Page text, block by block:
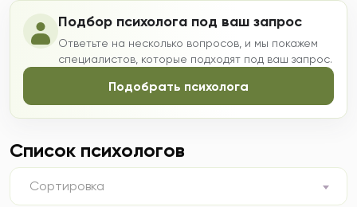
Подбор психолога под ваш запрос
Ответьте на несколько вопросов, и мы покажем
специалистов, которые подходят под ваш запрос.
Подобрать психолога
Список психологов
Сортировка